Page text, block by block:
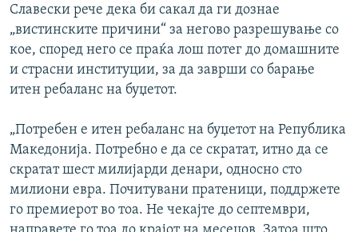
Славески рече дека би сакал да ги дознае
„вистинските причини“ за негово разрешување со
кое, според него се праќа лош потег до домашните
и страсни институции, за да заврши со барање
итен ребаланс на буџетот.
„Потребен е итен ребаланс на буџетот на Република
Македонија. Потребно е да се скратат, итно да се
скратат шест милијарди денари, односно сто
милиони евра. Почитувани пратеници, поддржете
го премиерот во тоа. Не чекајте до септември,